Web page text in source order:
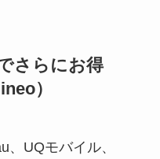
さらにお得
）
UQモバイル、